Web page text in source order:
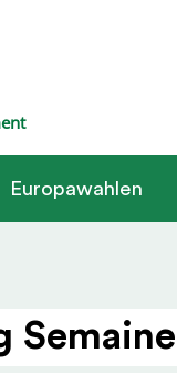
Europawahlen